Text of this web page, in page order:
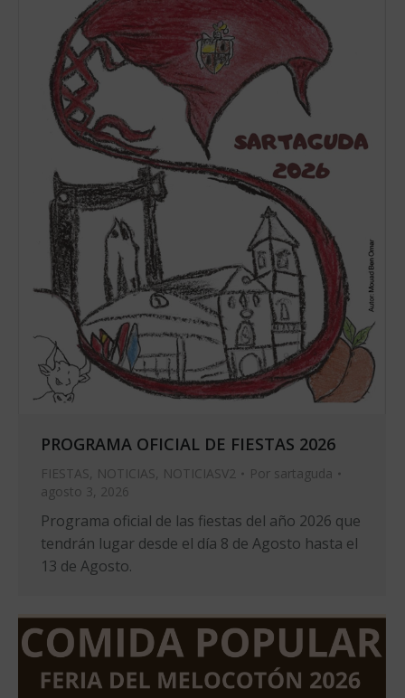
PROGRAMA OFICIAL DE FIESTAS 2026
FIESTAS, NOTICIAS, NOTICIASV2 Por sartaguda
agosto 3, 2026
Programa oficial de las fiestas del año 2026 que
tendrán lugar desde el día 8 de Agosto hasta el
13 de Agosto.